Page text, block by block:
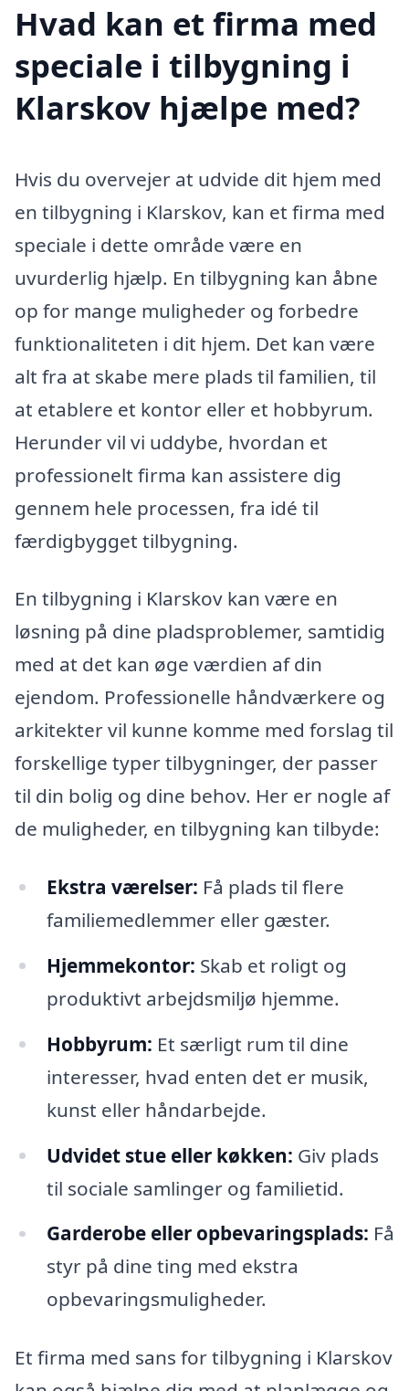
Hvad kan et firma med
speciale i tilbygning i
Klarskov hjælpe med?
Hvis du overvejer at udvide dit hjem med
en tilbygning i Klarskov, kan et firma med
speciale i dette område være en
uvurderlig hjælp. En tilbygning kan åbne
op for mange muligheder og forbedre
funktionaliteten i dit hjem. Det kan være
alt fra at skabe mere plads til familien, til
at etablere et kontor eller et hobbyrum.
Herunder vil vi uddybe, hvordan et
professionelt firma kan assistere dig
gennem hele processen, fra idé til
færdigbygget tilbygning.
En tilbygning i Klarskov kan være en
løsning på dine pladsproblemer, samtidig
med at det kan øge værdien af din
ejendom. Professionelle håndværkere og
arkitekter vil kunne komme med forslag til
forskellige typer tilbygninger, der passer
til din bolig og dine behov. Her er nogle af
de muligheder, en tilbygning kan tilbyde:
Ekstra værelser: Få plads til flere
familiemedlemmer eller gæster.
Hjemmekontor: Skab et roligt og
produktivt arbejdsmiljø hjemme.
Hobbyrum: Et særligt rum til dine
interesser, hvad enten det er musik,
kunst eller håndarbejde.
Udvidet stue eller køkken: Giv plads
til sociale samlinger og familietid.
Garderobe eller opbevaringsplads: Få
styr på dine ting med ekstra
opbevaringsmuligheder.
Et firma med sans for tilbygning i Klarskov